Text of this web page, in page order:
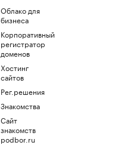
Облако для
бизнеса
Корпоративный
регистратор
доменов
Хостинг
сайтов
Рег.решения
Знакомства
Сайт
знакомств
podbor.ru